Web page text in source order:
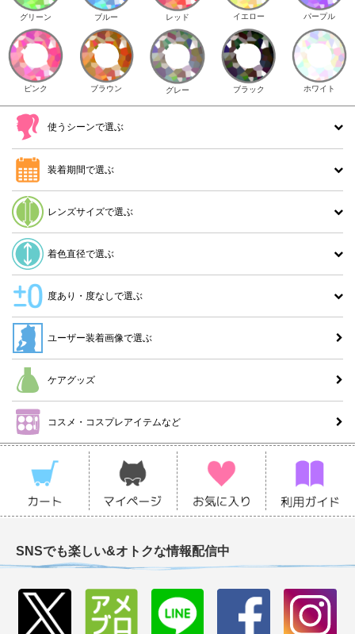
グリーン ブルー レッド イエロー パープル
ピンク ブラウン グレー ブラック ホワイト
使うシーンで選ぶ
装着期間で選ぶ
レンズサイズで選ぶ
着色直径で選ぶ
度あり・度なしで選ぶ
ユーザー装着画像で選ぶ
ケアグッズ
コスメ・コスプレアイテムなど
SNSでも楽しい&オトクな情報配信中